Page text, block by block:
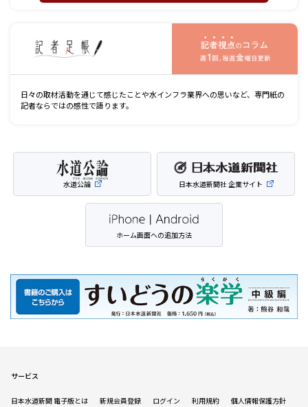
日々の取材活動を通じて感じたことや水インフラ業界への思いなど、専門紙の
記者ならではの感性で語ります。
水道公論 日本水道新聞社 企業サイト
ホーム画面への追加方法
サービス
日本水道新聞 電子版とは 新規会員登録 ログイン 利用規約 個人情報保護方針